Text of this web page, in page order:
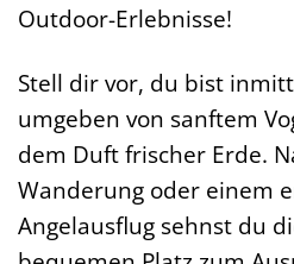
Outdoor-Erlebnisse!
Stell dir vor, du bist
umgeben von sanftem
dem Duft frischer Erde.
Wanderung oder einem
Angelausflug sehnst du